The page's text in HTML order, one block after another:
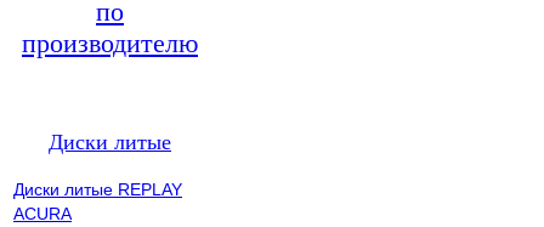
по
производителю
Диски литые
Диски литые REPLAY
ACURA